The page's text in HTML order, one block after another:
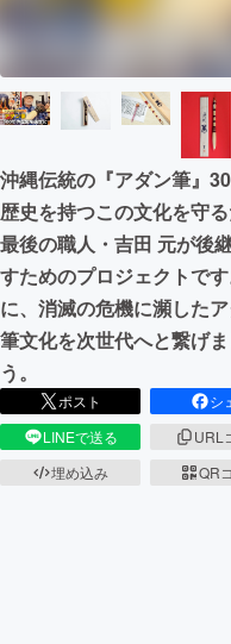
CAMPFIRE for
CAMPFIREふる
沖縄伝統の『アダン筆』
歴史を持つこの文化を守る
最後の職人・吉田 元が後
すためのプロジェクトで
に、消滅の危機に瀕した
筆文化を次世代へと繋げま
う。
ポスト
シ
LINEで送る
URL
埋め込み
QR